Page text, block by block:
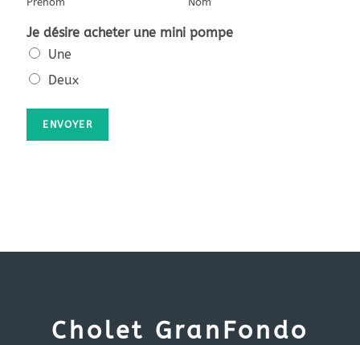
m
n
i
i
Je désire acheter une mini pompe
Une
Deux
ENVOYER
Cholet GranFondo